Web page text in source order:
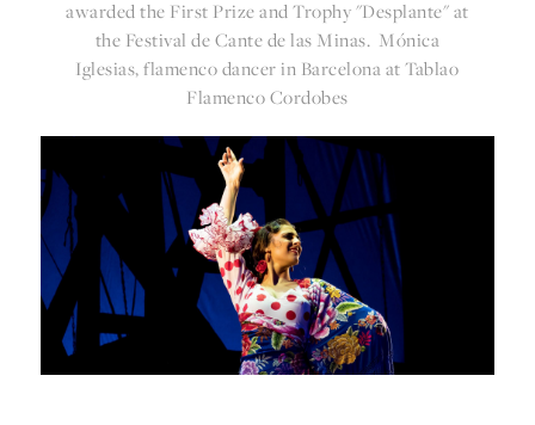
awarded the First Prize and Trophy "Desplante" at
the Festival de Cante de las Minas. Mónica
Iglesias, flamenco dancer in Barcelona at Tablao
Flamenco Cordobes